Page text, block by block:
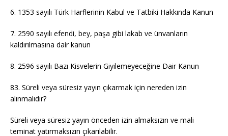
6. 1353 sayılı Türk Harflerinin Kabul ve Tatbiki Hakkında Kanun
7. 2590 sayılı efendi, bey, paşa gibi lakab ve ünvanların
kaldırılmasına dair kanun
8. 2596 sayılı Bazı Kisvelerin Giyilemeyeceğine Dair Kanun
83. Süreli veya süresiz yayın çıkarmak için nereden izin
alınmalıdır?
Süreli veya süresiz yayın önceden izin almaksızın ve mali
teminat yatırmaksızın çıkarılabilir.